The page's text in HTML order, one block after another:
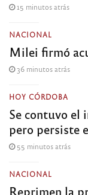
15 minutos atrás
NACIONAL
Milei firmó
36 minutos atrás
HOY CÓRDOBA
Se contuvo el
pero persiste
55 minutos atrás
NACIONAL
Reprimen la